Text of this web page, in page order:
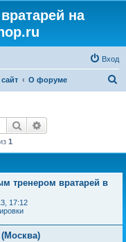
на
Вход
О форуме
Поиск
1
тренером вратарей в
17:12